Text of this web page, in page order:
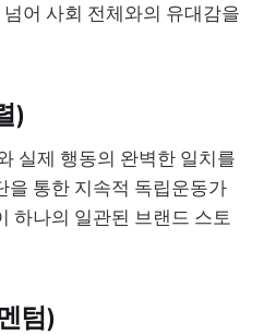
어 사회 전체와의 유대감을
)
실제 행동의 완벽한 일치를
을 통한 지속적 독립운동가
하나의 일관된 브랜드 스토
텀)